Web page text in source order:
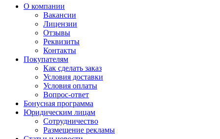
О компании
Вакансии
Лицензии
Отзывы
Реквизиты
Контакты
Покупателям
Как сделать заказ
Условия доставки
Условия оплаты
Вопрос-ответ
Бонусная программа
Юридическим лицам
Сотрудничество
Размещение рекламы